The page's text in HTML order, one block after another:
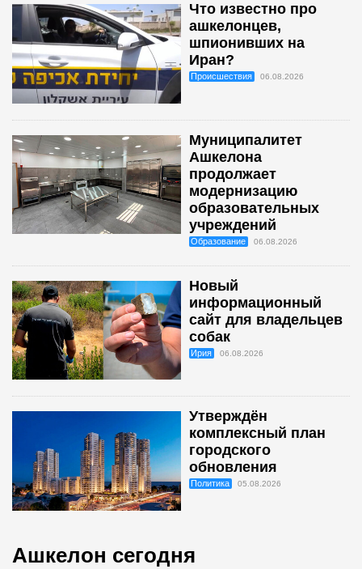
Что известно про
ашкелонцев,
шпионивших на
Иран?
Происшествия 06.08.2026
Муниципалитет
Ашкелона
продолжает
модернизацию
образовательных
учреждений
Образование 06.08.2026
Новый
информационный
сайт для владельцев
собак
Ирия 06.08.2026
Утверждён
комплексный план
городского
обновления
Политика 05.08.2026
Ашкелон сегодня